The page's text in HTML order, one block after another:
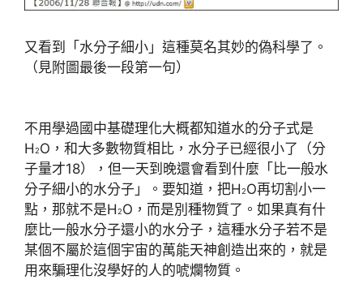
又看到「水分子細小」這種莫名其妙的偽科學了。
（見附圖最後一段第一句）
不用學過國中基礎理化大概都知道水的分子式是
H2O，和大多數物質相比，水分子已經很小了（分
子量才18），但一天到晚還會看到什麼「比一般水
分子細小的水分子」。要知道，把H2O再切割小一
點，那就不是H2O，而是別種物質了。如果真有什
麼比一般水分子還小的水分子，這種水分子若不是
某個不屬於這個宇宙的萬能天神創造出來的，就是
用來騙理化沒學好的人的唬爛物質。